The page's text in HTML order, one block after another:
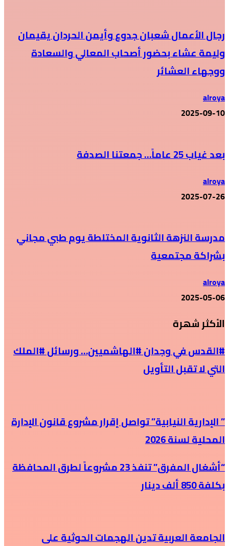
رجال الأعمال شعبان جدوع وأيمن الحردان يقيمان
وليمة عشاء بحضور أصحاب المعالي والسعادة
ووجهاء العشائر
alroya
2025-09-10
بعد غياب 25 عاماً… جمعتنا الصدفة
alroya
2025-07-26
مدرسة النزهة الثانوية المختلطة يوم طبي مجاني
بشراكة مجتمعية
alroya
2025-05-06
الأكثر شهرة
#القدس في وجدان #الهاشميين… ورسائل #الملك
التي لا تقبل التأويل
” الإدارية النيابية” تواصل إقرار مشروع قانون الإدارة
المحلية لسنة 2026
“أشغال المفرق” تنفذ 23 مشروعاً لطرق المحافظة
بكلفة 850 ألف دينار
الجامعة العربية تدين الهجمات الحوثية على